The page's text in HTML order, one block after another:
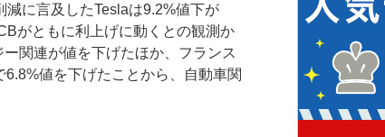
に言及したTeslaは9.2%値下が
がともに利上げに動くとの観測か
関連が値を下げたほか、フランス
値を下げたことから、自動車関